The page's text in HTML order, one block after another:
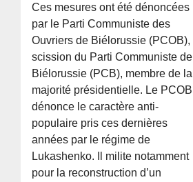
Ces mesures ont été dénoncées
par le Parti Communiste des
Ouvriers de Biélorussie (PCOB),
scission du Parti Communiste de
Biélorussie (PCB), membre de la
majorité présidentielle. Le PCOB
dénonce le caractère anti-
populaire pris ces dernières
années par le régime de
Lukashenko. Il milite notamment
pour la reconstruction d’un